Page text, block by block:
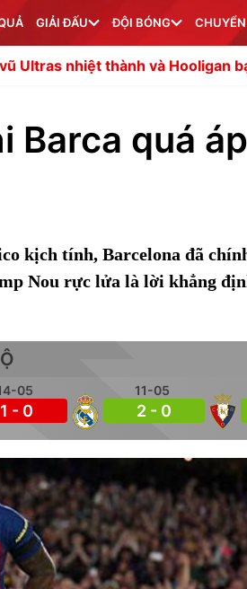
GIẢI ĐẤU ĐỘI BÓNG
thành và Hooligan bạo lực Ally
Barca quá
kịch tính, Barcelona đã
Nou rực lửa là lời khẳng
05
1 - 0
11-05
2 - 0